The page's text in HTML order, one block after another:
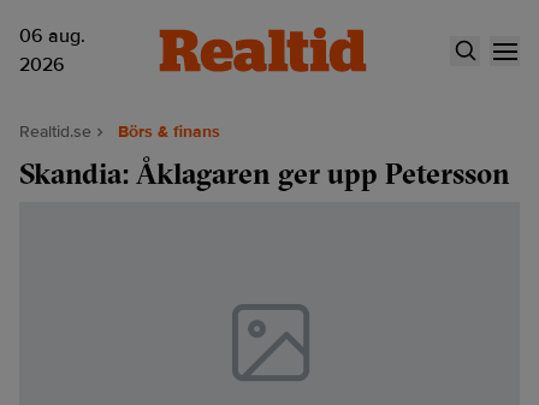
06 aug.
2026
Realtid.se Börs & finans
Skandia: Åklagaren ger upp Petersson